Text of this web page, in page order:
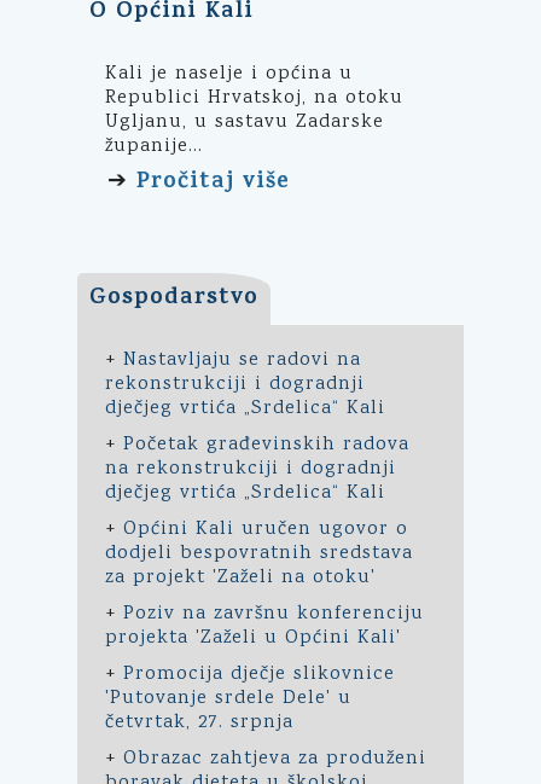
O Općini Kali
Kali je naselje i općina u
Republici Hrvatskoj, na otoku
Ugljanu, u sastavu Zadarske
županije...
➔ Pročitaj više
Gospodarstvo
+ Nastavljaju se radovi na
rekonstrukciji i dogradnji
dječjeg vrtića „Srdelica“ Kali
+ Početak građevinskih radova
na rekonstrukciji i dogradnji
dječjeg vrtića „Srdelica“ Kali
+ Općini Kali uručen ugovor o
dodjeli bespovratnih sredstava
za projekt 'Zaželi na otoku'
+ Poziv na završnu konferenciju
projekta 'Zaželi u Općini Kali'
+ Promocija dječje slikovnice
'Putovanje srdele Dele' u
četvrtak, 27. srpnja
+ Obrazac zahtjeva za produženi